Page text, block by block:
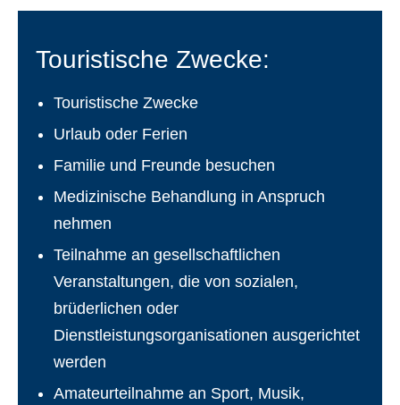
Touristische Zwecke:
Touristische Zwecke
Urlaub oder Ferien
Familie und Freunde besuchen
Medizinische Behandlung in Anspruch
nehmen
Teilnahme an gesellschaftlichen
Veranstaltungen, die von sozialen,
brüderlichen oder
Dienstleistungsorganisationen ausgerichtet
werden
Amateurteilnahme an Sport, Musik,